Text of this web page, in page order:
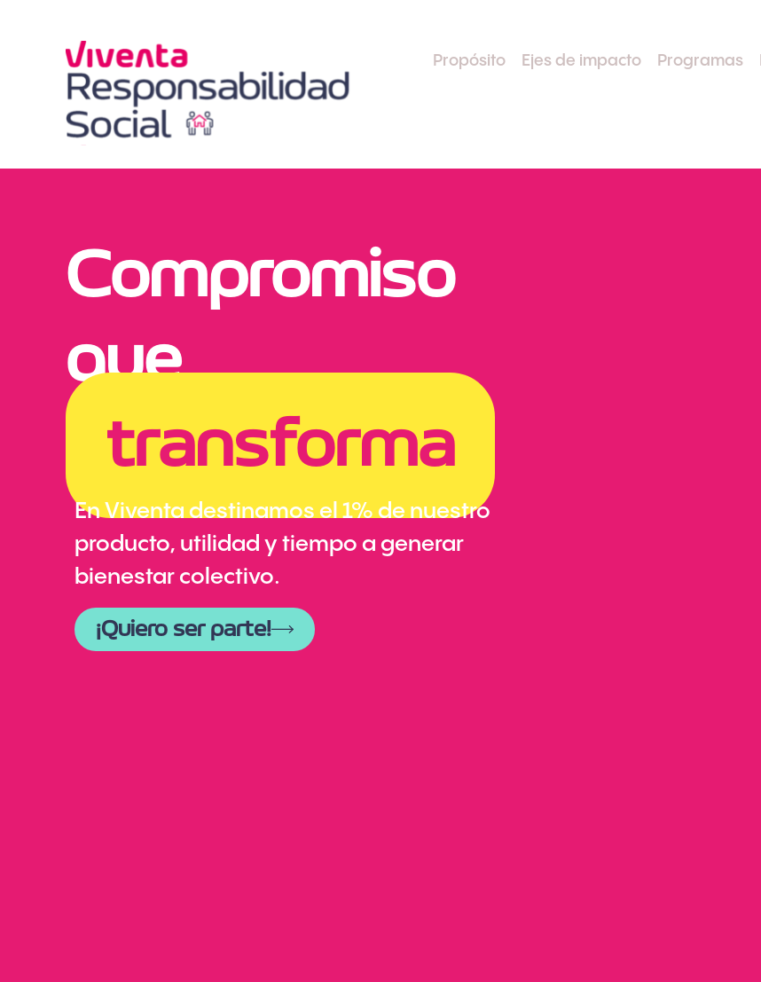
Propósito Ejes de impacto Programas
Compromiso
que
transforma
En Viventa destinamos el 1% de nuestro
producto, utilidad y tiempo a generar
bienestar colectivo.
¡Quiero ser parte!